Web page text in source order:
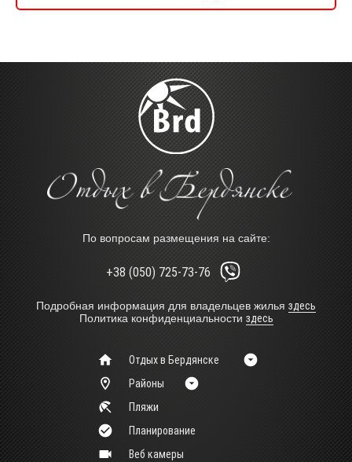
По вопросам размещения на сайте:
+38 (050) 725-73-76
Подробная информация для владельцев жилья здесь
Политика конфиденциальности здесь
Отдых в Бердянске
Районы
Пляжи
Планирование
Веб камеры